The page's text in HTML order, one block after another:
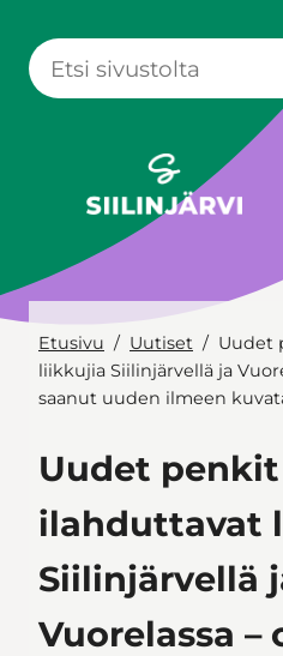
sisältöön
Etusivu Uutiset
Uudet
liikkujia Siilinjärvellä ja
saanut uuden ilmeen
Uudet penkit
ilahduttavat
Siilinjärvellä
Vuorelassa –